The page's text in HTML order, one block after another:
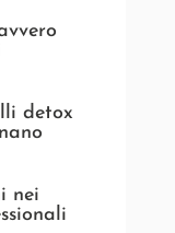
detox
nei